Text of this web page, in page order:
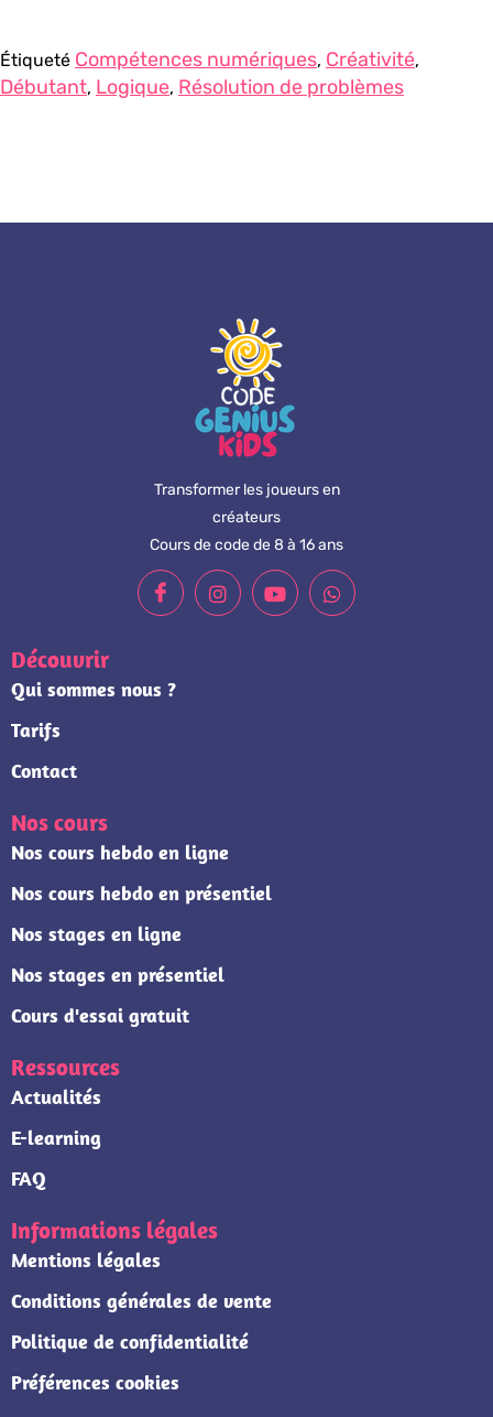
Étiqueté Compétences numériques, Créativité,
Débutant, Logique, Résolution de problèmes
Transformer les joueurs en
créateurs
Cours de code de 8 à 16 ans
Découvrir
Qui sommes nous ?
Tarifs
Contact
Nos cours
Nos cours hebdo en ligne
Nos cours hebdo en présentiel
Nos stages en ligne
Nos stages en présentiel
Cours d'essai gratuit
Ressources
Actualités
E-learning
FAQ
Informations légales
Mentions légales
Conditions générales de vente
Politique de confidentialité
Préférences cookies